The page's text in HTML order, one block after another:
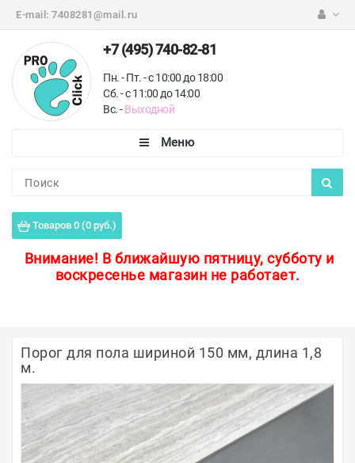
E-mail: 7408281@mail.ru
+7 (495) 740-82-81
Пн. - Пт. - с 10:00 до 18:00
Сб. - с 11:00 до 14:00
Вс. -Выходной
Товаров 0 (0 руб.)
Внимание! В ближайшую пятницу, субботу и
воскресенье магазин не работает.
Пороги для пола
Защитные уголки
Полосы из металла
Плинтуса
Профили для стекла и SPC
Порог для пола шириной 150 мм, длина 1,8
м.